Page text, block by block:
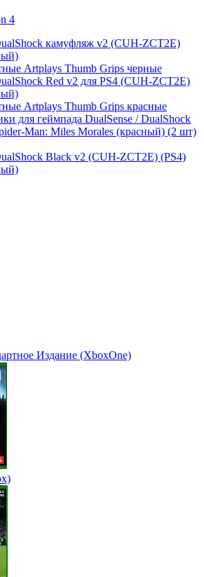
4
камуфляж v2 (CUH-ZCT2E)
Artplays Thumb Grips черные
Red v2 для PS4 (CUH-ZCT2E)
Artplays Thumb Grips красные
для геймпада DualSense / DualShock
Man: Miles Morales (красный) (2 шт)
Black v2 (CUH-ZCT2E) (PS4)
Издание (XboxOne)